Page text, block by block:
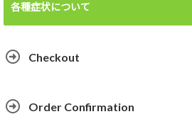
各種症状について
Checkout
Order Confirmation